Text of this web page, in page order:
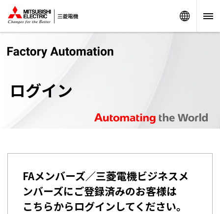
ログイン
FAメンバーズ／三菱電機ビジネスメ
ンバーズにご登録済みのお客様は
こちらからログインしてください。